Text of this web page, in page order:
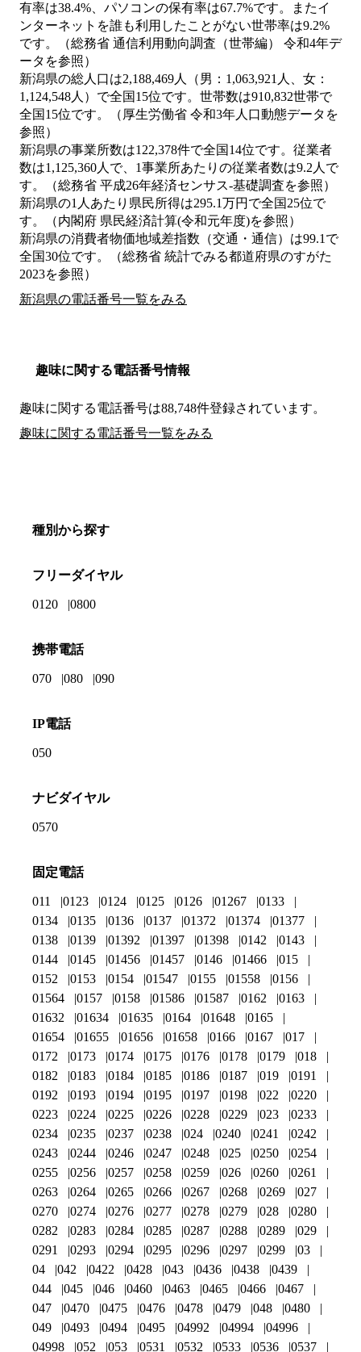
有率は38.4%、パソコンの保有率は67.7%です。またイ
ンターネットを誰も利用したことがない世帯率は9.2%
です。（総務省 通信利用動向調査（世帯編） 令和4年デ
ータを参照）
新潟県の総人口は2,188,469人（男：1,063,921人、女：
1,124,548人）で全国15位です。世帯数は910,832世帯で
全国15位です。（厚生労働省 令和3年人口動態データを
参照）
新潟県の事業所数は122,378件で全国14位です。従業者
数は1,125,360人で、1事業所あたりの従業者数は9.2人で
す。（総務省 平成26年経済センサス‐基礎調査を参照）
新潟県の1人あたり県民所得は295.1万円で全国25位で
す。（内閣府 県民経済計算(令和元年度)を参照）
新潟県の消費者物価地域差指数（交通・通信）は99.1で
全国30位です。（総務省 統計でみる都道府県のすがた
2023を参照）
新潟県の電話番号一覧をみる
趣味に関する電話番号情報
趣味に関する電話番号は88,748件登録されています。
趣味に関する電話番号一覧をみる
種別から探す
フリーダイヤル
0120 0800
携帯電話
070 080 090
IP電話
050
ナビダイヤル
0570
固定電話
011 0123 0124 0125 0126 01267
0133
0134
0135 0136 0137 01372 01374
01377
0138
0139 01392 01397 01398 0142
0143
0144
0145 01456 01457 0146 01466
015
0152
0153 0154 01547 0155 01558
0156
01564
0157 0158 01586 01587 0162
0163
01632
01634 01635 0164 01648
0165
01654
01655 01656 01658 0166 0167
017
0172
0173 0174 0175 0176 0178 0179
018
0182
0183 0184 0185 0186 0187 019
0191
0192
0193 0194 0195 0197 0198 022
0220
0223
0224 0225 0226 0228 0229 023
0233
0234
0235 0237 0238 024 0240 0241
0242
0243
0244 0246 0247 0248 025 0250
0254
0255
0256 0257 0258 0259 026 0260
0261
0263
0264 0265 0266 0267 0268 0269
027
0270
0274 0276 0277 0278 0279 028
0280
0282
0283 0284 0285 0287 0288 0289
029
0291
0293 0294 0295 0296 0297 0299
03
04
042 0422 0428 043 0436 0438
0439
044
045 046 0460 0463 0465 0466
0467
047
0470 0475 0476 0478 0479 048
0480
049
0493 0494 0495 04992 04994
04996
04998
052 053 0531 0532 0533 0536 0537